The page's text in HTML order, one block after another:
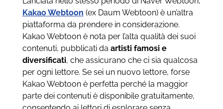
Kakao Webtoon (ex Daum Webtoon) è un’altra
piattaforma da prendere in considerazione.
Kakao Webtoon è nota per l’alta qualità dei suoi
contenuti, pubblicati da artisti famosi e
diversificati, che assicurano che ci sia qualcosa
per ogni lettore. Se sei un nuovo lettore, forse
Kakao Webtoon è perfetta perché la maggior
parte dei contenuti è disponibile gratuitamente,